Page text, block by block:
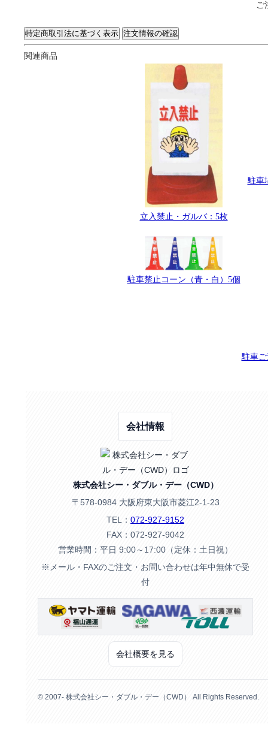
ご
関連商品
立入禁止・ガルバ：5枚
駐車
駐車禁止コーン（青・白）5個
駐車
会社情報
株式会社シー・ダブル・デー（CWD）
〒578-0984 大阪府東大阪市菱江2-1-23
TEL： 072-927-9152
FAX：072-927-9042
営業時間：平日 9:00～17:00（定休：土日祝）
※メール・FAXのご注文・お問い合わせは年中無休で受
付
会社概要を見る
© 2007- 株式会社シー・ダブル・デー（CWD） All Rights Reserved.